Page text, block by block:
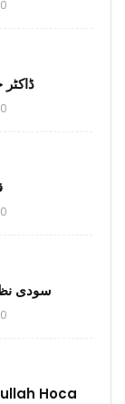
0
0
0
سودی
0
Hoca